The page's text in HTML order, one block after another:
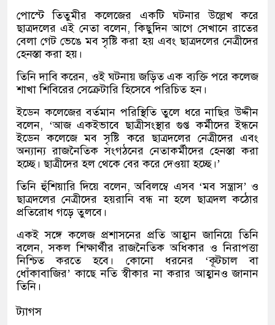
পোস্টে তিতুমীর কলেজের একটি ঘটনার উল্লেখ করে
ছাত্রদলের এই নেতা বলেন, কিছুদিন আগে সেখানে রাতের
বেলা গেট ভেঙে মব সৃষ্টি করা হয় এবং ছাত্রদলের নেত্রীদের
হেনস্তা করা হয়।
তিনি দাবি করেন, ওই ঘটনায় জড়িত এক ব্যক্তি পরে কলেজ
শাখা শিবিরের সেক্রেটারি হিসেবে পরিচিত হন।
ইডেন কলেজের বর্তমান পরিস্থিতি তুলে ধরে নাছির উদ্দীন
বলেন, ‘আজ একইভাবে ছাত্রীসংস্থার গুপ্ত কর্মীদের ইন্ধনে
ইডেন কলেজে মব সৃষ্টি করে ছাত্রদলের নেত্রীদের এবং
অন্যান্য রাজনৈতিক সংগঠনের নেতাকর্মীদের হেনস্তা করা
হচ্ছে। ছাত্রীদের হল থেকে বের করে দেওয়া হচ্ছে।’
তিনি হুঁশিয়ারি দিয়ে বলেন, অবিলম্বে এসব ‘মব সন্ত্রাস’ ও
ছাত্রদলের নেত্রীদের হয়রানি বন্ধ না হলে ছাত্রদল কঠোর
প্রতিরোধ গড়ে তুলবে।
একই সঙ্গে কলেজ প্রশাসনের প্রতি আহ্বান জানিয়ে তিনি
বলেন, সকল শিক্ষার্থীর রাজনৈতিক অধিকার ও নিরাপত্তা
নিশ্চিত করতে হবে। কোনো ধরনের ‘কূটচাল বা
ধোঁকাবাজির’ কাছে নতি স্বীকার না করার আহ্বানও জানান
তিনি।
ট্যাগস